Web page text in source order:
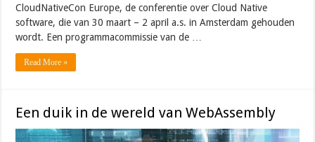
CloudNativeCon Europe, de conferentie over Cloud Native
software, die van 30 maart – 2 april a.s. in Amsterdam gehouden
wordt. Een programmacommissie van de …
Read More »
Een duik in de wereld van WebAssembly